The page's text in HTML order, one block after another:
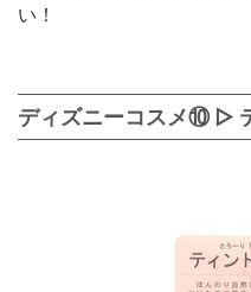
い！
ディズニーコスメ⑩ ▷